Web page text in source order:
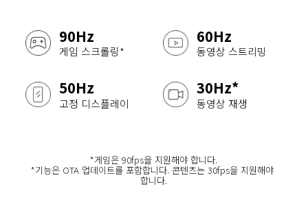
90Hz
게임 스크롤링*
60Hz
동영상 스트리밍
50Hz
고정 디스플레이
30Hz*
동영상 재생
*게임은 90fps을 지원해야 합니다.
*기능은 OTA 업데이트를 포함합니다. 콘텐츠는 30fps을 지원해야
합니다.